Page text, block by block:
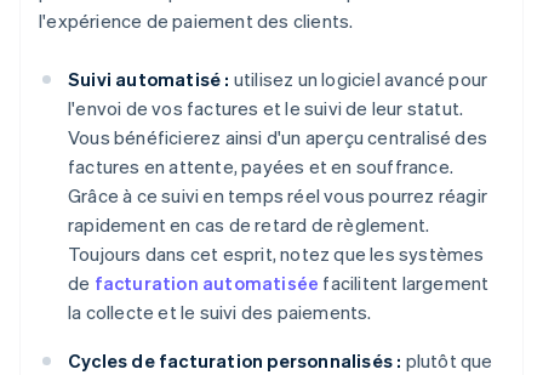
l'expérience de paiement des clients.
Suivi automatisé : utilisez un logiciel avancé pour
l'envoi de vos factures et le suivi de leur statut.
Vous bénéficierez ainsi d'un aperçu centralisé des
factures en attente, payées et en souffrance.
Grâce à ce suivi en temps réel vous pourrez réagir
rapidement en cas de retard de règlement.
Toujours dans cet esprit, notez que les systèmes
de facturation automatisée facilitent largement
la collecte et le suivi des paiements.
Cycles de facturation personnalisés : plutôt que